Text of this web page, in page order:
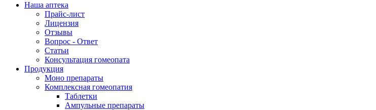
Наша аптека
Прайс-лист
Лицензия
Отзывы
Вопрос - Ответ
Статьи
Консультация гомеопата
Продукция
Моно препараты
Комплексная гомеопатия
Таблетки
Ампульные препараты